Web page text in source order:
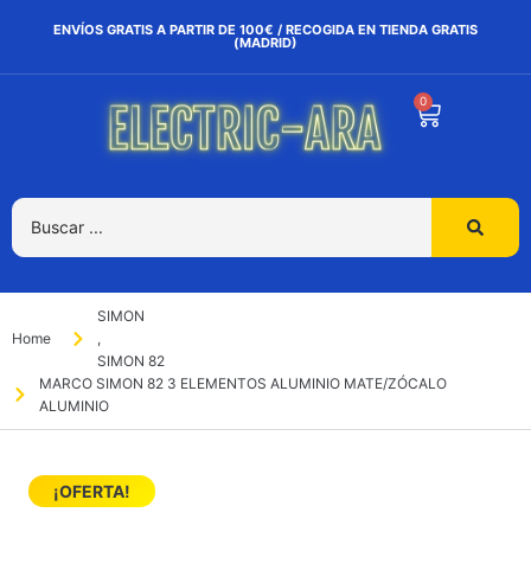
ENVÍOS GRATIS A PARTIR DE 100€ / RECOGIDA EN TIENDA GRATIS
(MADRID)
0
Home
SIMON
,
SIMON 82
MARCO SIMON 82 3 ELEMENTOS ALUMINIO MATE/ZÓCALO
ALUMINIO
¡OFERTA!